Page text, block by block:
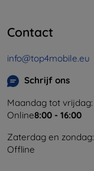
Contact
info@top4mobile.eu
Schrijf ons
Maandag tot vrijdag:
Online8:00 - 16:00
Zaterdag en zondag:
Offline